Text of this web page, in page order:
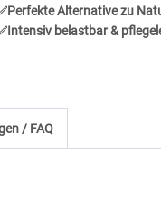
Alternative zu
belastbar &
/ FAQ